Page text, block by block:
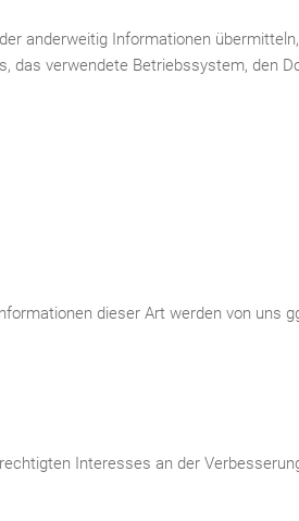
anderweitig Informationen
verwendete Betriebssystem, den
dieser Art werden von
Interesses an der